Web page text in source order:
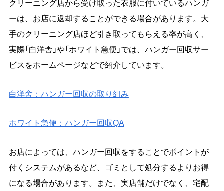
クリーニング店から受け取った衣服に付いているハンガ
ーは、お店に返却することができる場合があります。大
手のクリーニング店ほど引き取ってもらえる率が高く、
実際「白洋舎」や「ホワイト急便」では、ハンガー回収サー
ビスをホームページなどで紹介しています。
白洋舍：ハンガー回収の取り組み
ホワイト急便：ハンガー回収QA
お店によっては、ハンガー回収をすることでポイントが
付くシステムがあるなど、ゴミとして処分するよりお得
になる場合があります。また、実店舗だけでなく、宅配